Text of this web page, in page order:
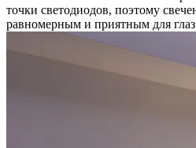
точки светодиодов, поэтому
равномерным и приятным для